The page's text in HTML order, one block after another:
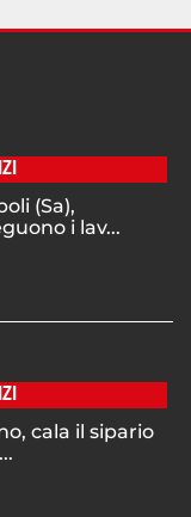
(Sa),
i lav...
cala il sipario